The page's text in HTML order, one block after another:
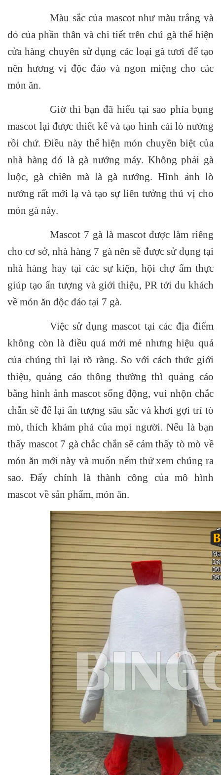
Màu sắc của mascot như màu trắng và
đỏ của phần thân và chi tiết trên chú gà thể hiện
cửa hàng chuyên sử dụng các loại gà tươi để tạo
nên hương vị độc đáo và ngon miệng cho các
món ăn.
Giờ thì bạn đã hiểu tại sao phía bụng
mascot lại được thiết kế và tạo hình cái lò nướng
rồi chứ. Điều này thể hiện món chuyên biệt của
nhà hàng đó là gà nướng máy. Không phải gà
luộc, gà chiên mà là gà nướng. Hình ảnh lò
nướng rất mới lạ và tạo sự liên tưởng thú vị cho
món gà này.
Mascot 7 gà là mascot được làm riêng
cho cơ sở, nhà hàng 7 gà nên sẽ được sử dụng tại
nhà hàng hay tại các sự kiện, hội chợ ẩm thực
giúp tạo ấn tượng và giới thiệu, PR tới du khách
về món ăn độc đáo tại 7 gà.
Việc sử dụng mascot tại các địa điểm
không còn là điều quá mới mẻ nhưng hiệu quả
của chúng thì lại rõ ràng. So với cách thức giới
thiệu, quảng cáo thông thường thì quảng cáo
bằng hình ảnh mascot sống động, vui nhộn chắc
chắn sẽ để lại ấn tượng sâu sắc và khơi gợi trí tò
mò, thích khám phá của mọi người. Nếu là bạn
thấy mascot 7 gà chắc chắn sẽ cảm thấy tò mò về
món ăn mới này và muốn nếm thử xem chúng ra
sao. Đấy chính là thành công của mô hình
mascot về sản phẩm, món ăn.